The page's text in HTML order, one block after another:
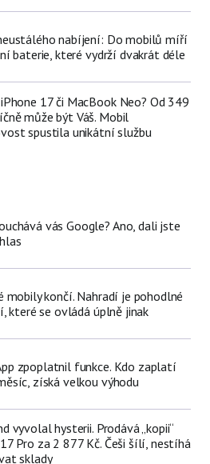
nabíjení: Do mobilů míří
baterie, které vydrží dvakrát déle
17 či MacBook Neo? Od 349
může být Váš. Mobil
spustila unikátní službu
vás Google? Ano, dali jste
mobily končí. Nahradí je pohodlné
které se ovládá úplně jinak
zpoplatnil funkce. Kdo zaplatí
získá velkou výhodu
vyvolal hysterii. Prodává „kopii“
Pro za 2 877 Kč. Češi šílí, nestíhá
sklady